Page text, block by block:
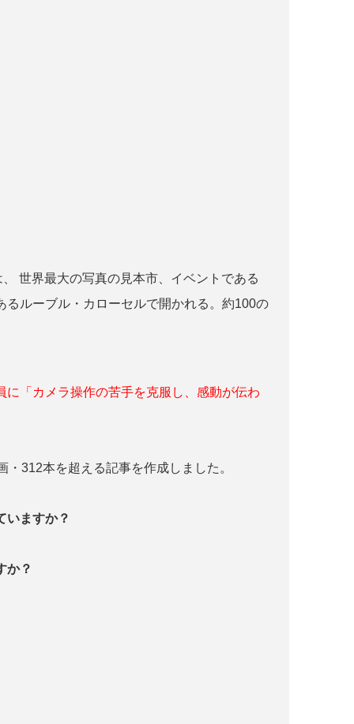
世界最大の写真の見本市、イベントである
ルーブル・カローセルで開かれる。約100の
「カメラ操作の苦手を克服し、感動が伝わ
312本を超える記事を作成しました。
いますか？
か？